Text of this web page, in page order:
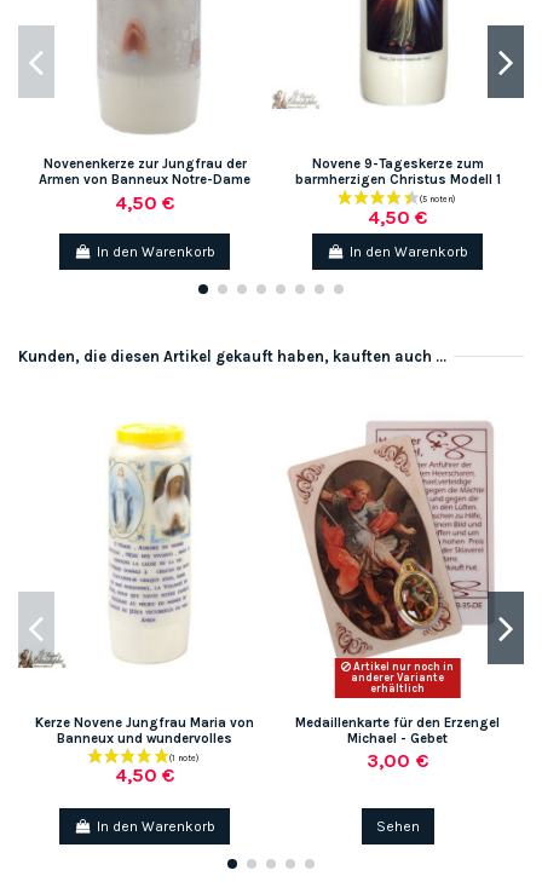
Novenenkerze zur Jungfrau der
Armen von Banneux Notre-Dame
4,50 €
In den Warenkorb
Novene 9-Tageskerze zum
barmherzigen Christus Modell 1
4,50 €
In den Warenkorb
Kunden, die diesen Artikel gekauft haben, kauften auch ...
Kerze Novene Jungfrau Maria von
Banneux und wundervolles
4,50 €
In den Warenkorb
Artikel nur noch in
anderer Variante
erhältlich
Medaillenkarte für den Erzengel
Michael - Gebet
3,00 €
Sehen